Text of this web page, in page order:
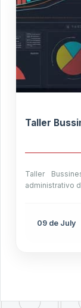
Taller
Taller
administrativo
09 de July